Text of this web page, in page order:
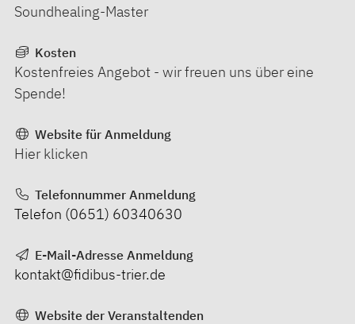
Soundhealing-Master
Kosten
Kostenfreies Angebot - wir freuen uns über eine
Spende!
Website für Anmeldung
Hier klicken
Telefonnummer Anmeldung
Telefon (0651) 60340630
E-Mail-Adresse Anmeldung
kontakt@fidibus-trier.de
Website der Veranstaltenden